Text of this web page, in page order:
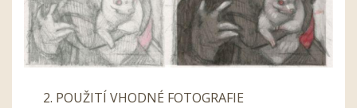
POUŽITÍ VHODNÉ FOTOGRAFIE